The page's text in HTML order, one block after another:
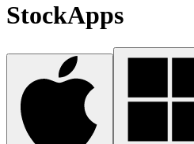
StockApps